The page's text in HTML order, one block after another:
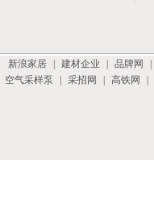
新浪家居 | 建材企业 | 品牌网 |
空气采样泵
| 采招网 | 高铁网 |